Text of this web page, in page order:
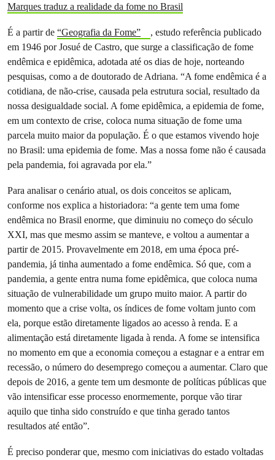
Marques traduz a realidade da fome no Brasil
É a partir de “Geografia da Fome”
, estudo referência publicado
em 1946 por Josué de Castro, que surge a classificação de fome
endêmica e epidêmica, adotada até os dias de hoje, norteando
pesquisas, como a de doutorado de Adriana. “A fome endêmica é a
cotidiana, de não-crise, causada pela estrutura social, resultado da
nossa desigualdade social. A fome epidêmica, a epidemia de fome,
em um contexto de crise, coloca numa situação de fome uma
parcela muito maior da população. É o que estamos vivendo hoje
no Brasil: uma epidemia de fome. Mas a nossa fome não é causada
pela pandemia, foi agravada por ela.”
Para analisar o cenário atual, os dois conceitos se aplicam,
conforme nos explica a historiadora: “a gente tem uma fome
endêmica no Brasil enorme, que diminuiu no começo do século
XXI, mas que mesmo assim se manteve, e voltou a aumentar a
partir de 2015. Provavelmente em 2018, em uma época pré-
pandemia, já tinha aumentado a fome endêmica. Só que, com a
pandemia, a gente entra numa fome epidêmica, que coloca numa
situação de vulnerabilidade um grupo muito maior. A partir do
momento que a crise volta, os índices de fome voltam junto com
ela, porque estão diretamente ligados ao acesso à renda. E a
alimentação está diretamente ligada à renda. A fome se intensifica
no momento em que a economia começou a estagnar e a entrar em
recessão, o número do desemprego começou a aumentar. Claro que
depois de 2016, a gente tem um desmonte de políticas públicas que
vão intensificar esse processo enormemente, porque vão tirar
aquilo que tinha sido construído e que tinha gerado tantos
resultados até então”.
É preciso ponderar que, mesmo com iniciativas do estado voltadas